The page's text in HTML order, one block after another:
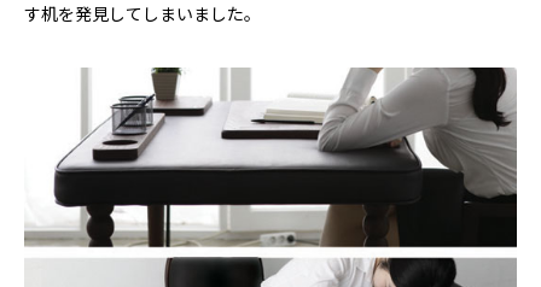
す机を発見してしまいました。